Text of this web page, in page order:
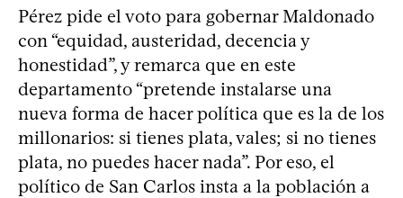
Pérez pide el voto para gobernar Maldonado
con “equidad, austeridad, decencia y
honestidad”, y remarca que en este
departamento “pretende instalarse una
nueva forma de hacer política que es la de los
millonarios: si tienes plata, vales; si no tienes
plata, no puedes hacer nada”. Por eso, el
político de San Carlos insta a la población a